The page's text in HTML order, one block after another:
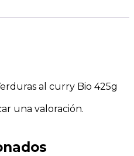
al curry Bio 425g
una valoración.